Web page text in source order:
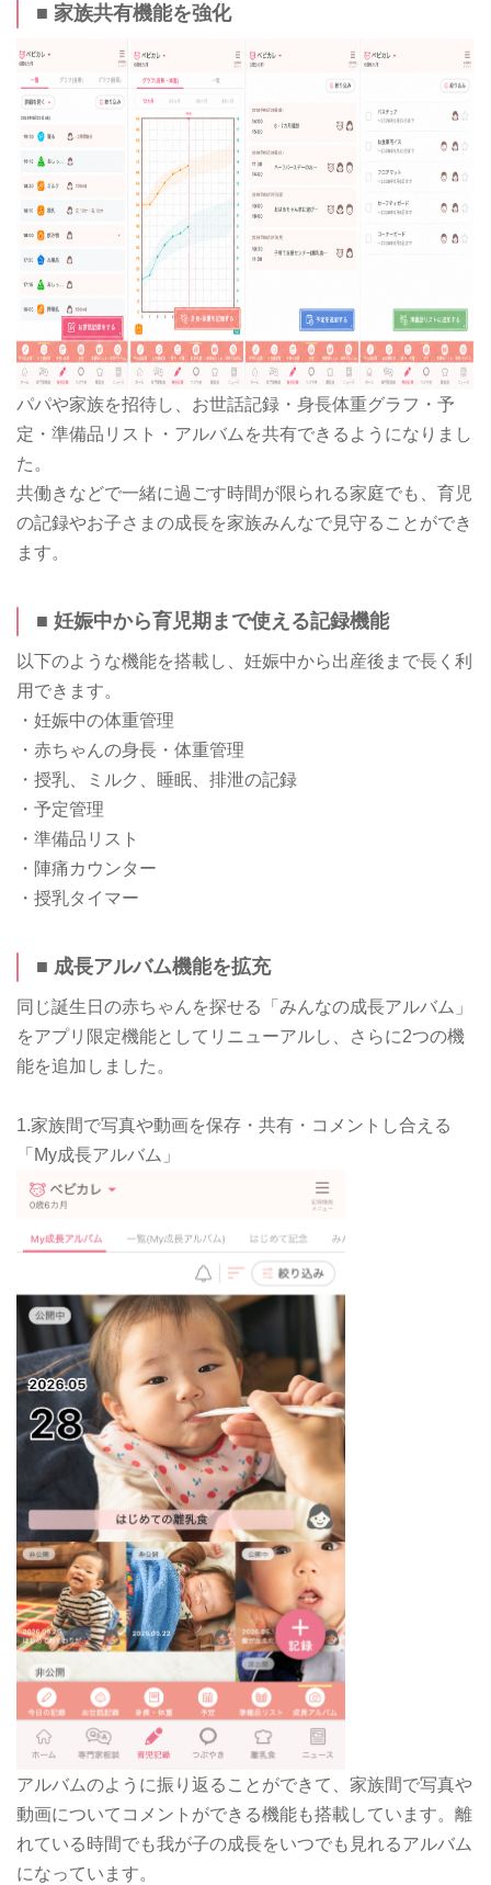
■ 家族共有機能を強化
パパや家族を招待し、お世話記録・身長体重グラフ・予
定・準備品リスト・アルバムを共有できるようになりまし
た。
共働きなどで一緒に過ごす時間が限られる家庭でも、育児
の記録やお子さまの成長を家族みんなで見守ることができ
ます。
■ 妊娠中から育児期まで使える記録機能
以下のような機能を搭載し、妊娠中から出産後まで長く利
用できます。
・妊娠中の体重管理
・赤ちゃんの身長・体重管理
・授乳、ミルク、睡眠、排泄の記録
・予定管理
・準備品リスト
・陣痛カウンター
・授乳タイマー
■ 成長アルバム機能を拡充
同じ誕生日の赤ちゃんを探せる「みんなの成長アルバム」
をアプリ限定機能としてリニューアルし、さらに2つの機
能を追加しました。
1.家族間で写真や動画を保存・共有・コメントし合える
「My成長アルバム」
アルバムのように振り返ることができて、家族間で写真や
動画についてコメントができる機能も搭載しています。離
れている時間でも我が子の成長をいつでも見れるアルバム
になっています。